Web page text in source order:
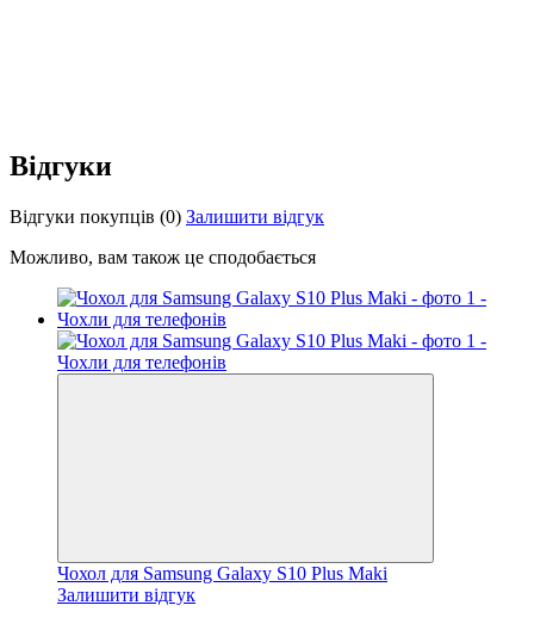
Відгуки
Відгуки покупців (0) Залишити відгук
Можливо, вам також це сподобається
Чохол для Samsung Galaxy S10 Plus Maki
Залишити відгук